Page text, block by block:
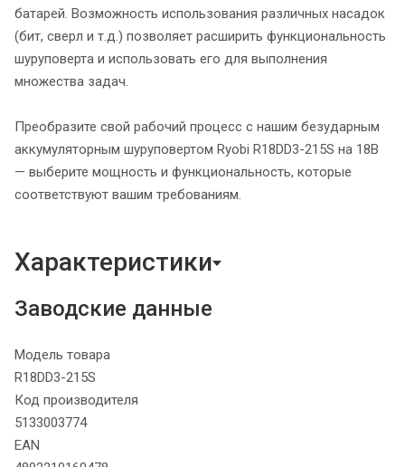
батарей. Возможность использования различных насадок
(бит, сверл и т.д.) позволяет расширить функциональность
шуруповерта и использовать его для выполнения
множества задач.
Преобразите свой рабочий процесс с нашим безударным
аккумуляторным шуруповертом Ryobi R18DD3-215S на 18В
— выберите мощность и функциональность, которые
соответствуют вашим требованиям.
Характеристики
Заводские данные
Модель товара
R18DD3-215S
Код производителя
5133003774
EAN